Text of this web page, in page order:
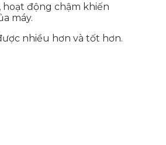
động chậm khiến
máy.
nhiều hơn và tốt hơn.